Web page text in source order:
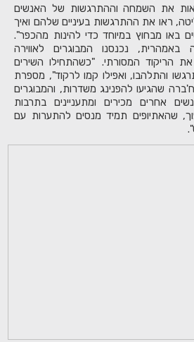
את השמחה וההתרגשות של האנשים
ראו את ההתרגשות בעיניים שלהם ואיך
באו מבחוץ במיוחד כדי להינות מהכפר".
נכנסנו המבוגרים לאווירה
הריקוד המסורתי. "כשהתחילו השירים
והתלהבו, ואפילו קמו לרקוד", מספרת
שהגיעו להפנינג משדרות, והמבוגרים
אחרים מכירים ומתעניינים בתרבות
שהאתיופים תמיד מנסים להתערות עם